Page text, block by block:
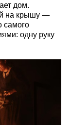
дом.
на крышу —
самого
одну руку